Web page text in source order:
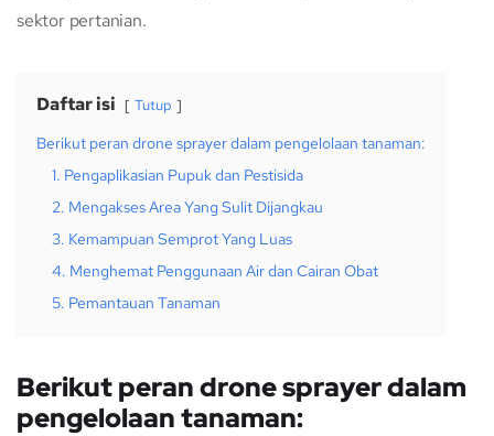
sektor pertanian.
Daftar isi Tutup
Berikut peran drone sprayer dalam pengelolaan tanaman:
1. Pengaplikasian Pupuk dan Pestisida
2. Mengakses Area Yang Sulit Dijangkau
3. Kemampuan Semprot Yang Luas
4. Menghemat Penggunaan Air dan Cairan Obat
5. Pemantauan Tanaman
Berikut peran drone sprayer dalam
pengelolaan tanaman: